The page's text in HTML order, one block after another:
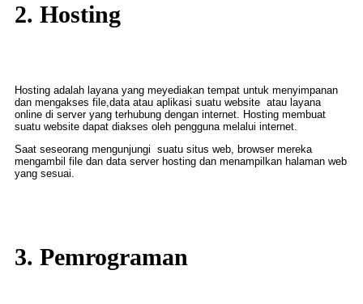
2. Hosting
Hosting adalah layana yang meyediakan tempat untuk menyimpanan
dan mengakses file,data atau aplikasi suatu website atau layana
online di server yang terhubung dengan internet. Hosting membuat
suatu website dapat diakses oleh pengguna melalui internet.
Saat seseorang mengunjungi suatu situs web, browser mereka
mengambil file dan data server hosting dan menampilkan halaman web
yang sesuai.
3. Pemrograman